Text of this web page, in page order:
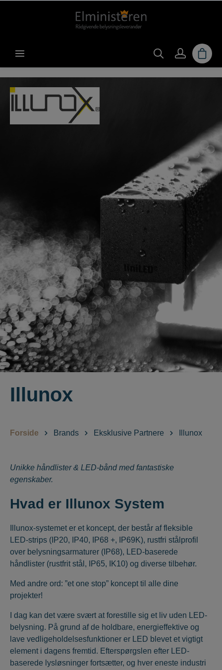
Illunox
Forside Brands Eksklusive Partnere Illunox
Unikke håndlister & LED-bånd med fantastiske
egenskaber.
Hvad er Illunox System
Illunox-systemet er et koncept, der består af fleksible
LED-strips (IP20, IP40, IP68 +, IP69K), rustfri stålprofil
over belysningsarmaturer (IP68), LED-baserede
håndlister (rustfrit stål, IP65, IK10) og diverse tilbehør.
Med andre ord: ”et one stop” koncept til alle dine
projekter!
I dag kan det være svært at forestille sig et liv uden LED-
belysning. På grund af de holdbare, energieffektive og
lave vedligeholdelsesfunktioner er LED blevet et vigtigt
element i dagens fremtid. Efterspørgslen efter LED-
baserede lysløsninger fortsætter, og hver eneste industri